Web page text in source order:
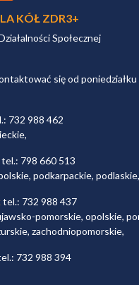
KÓŁ ZDR3+
Społecznej
się od
732 988 462
tel.: 798 660 513
podkarpackie,
tel.: 732 988 437
pomorskie, opolskie,
zachodniopomorskie,
732 988 394